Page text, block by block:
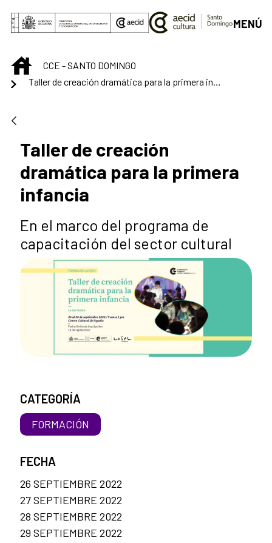
Saltar al contenido principal
MENÚ
INICIOCCE - SANTO DOMINGO
Taller de creación dramática para la primera infancia
Taller de creación
dramática para la primera
infancia
En el marco del programa de
capacitación del sector cultural
CATEGORÍA
FORMACIÓN
FECHA
26 SEPTIEMBRE 2022
27 SEPTIEMBRE 2022
28 SEPTIEMBRE 2022
29 SEPTIEMBRE 2022